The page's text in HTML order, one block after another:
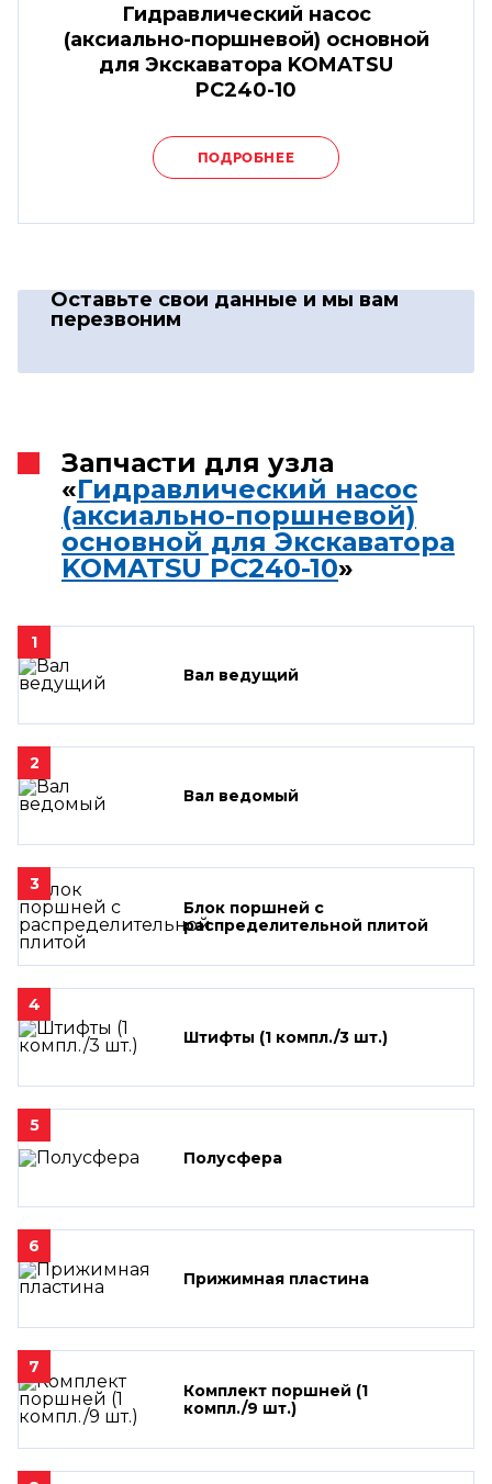
Гидравлический насос
(аксиально-поршневой) основной
для Экскаватора KOMATSU
PC240-10
ПОДРОБНЕЕ
Оставьте свои данные и мы вам
перезвоним
Запчасти для узла
«Гидравлический насос
(аксиально-поршневой)
основной для Экскаватора
KOMATSU PC240-10»
1
Вал ведущий
2
Вал ведомый
3
Блок поршней c
распределительной плитой
4
Штифты (1 компл./3 шт.)
5
Полусфера
6
Прижимная пластина
7
Комплект поршней (1
компл./9 шт.)